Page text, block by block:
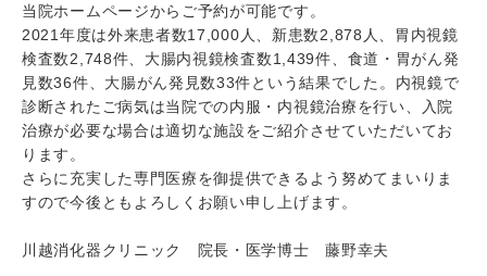
当院ホームページからご予約が可能です。
2021年度は外来患者数17,000人、新患数2,878人、胃内視鏡
検査数2,748件、大腸内視鏡検査数1,439件、食道・胃がん発
見数36件、大腸がん発見数33件という結果でした。内視鏡で
診断されたご病気は当院での内服・内視鏡治療を行い、入院
治療が必要な場合は適切な施設をご紹介させていただいてお
ります。
さらに充実した専門医療を御提供できるよう努めてまいりま
すので今後ともよろしくお願い申し上げます。
川越消化器クリニック 院長・医学博士 藤野幸夫